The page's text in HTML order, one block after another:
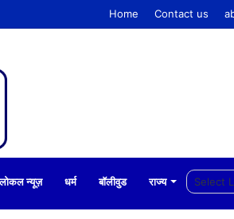
Home Contact us
लोकल न्यूज़ धर्म बॉलीवुड राज्य